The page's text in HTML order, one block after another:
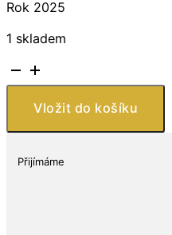
Rok 2025
1 skladem
Stříbrná
mince
Havran
množství
Vložit do košíku
Přijímáme